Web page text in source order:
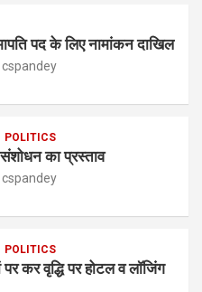
e
पद के लिए नामांकन दाखिल
cspandey
POLITICS
का प्रस्ताव
cspandey
POLITICS
कर वृद्धि पर होटल व लॉजिंग